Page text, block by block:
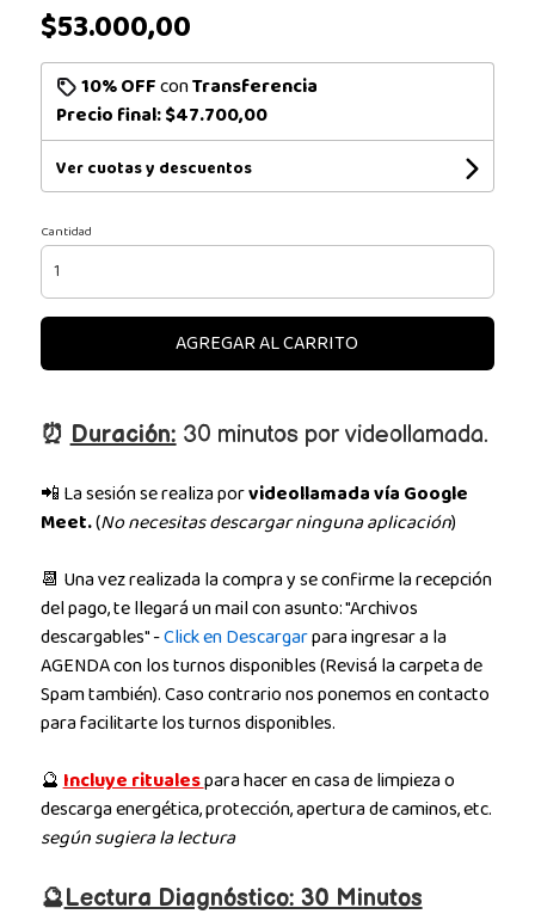
$53.000,00
10% OFFconTransferencia
Precio final:$47.700,00
Ver cuotas y descuentos
Cantidad
AGREGAR AL CARRITO
⏰ Duración: 30 minutos por videollamada.
📲 La sesión se realiza porvideollamada vía Google
Meet.(No necesitas descargar ninguna aplicación)
📆 Una vez realizada la compra y se confirme la recepción
del pago, te llegará un mail con asunto: "Archivos
descargables" -Click en Descargarpara ingresar a la
AGENDA con los turnos disponibles (Revisá la carpeta de
Spam también). Caso contrario nos ponemos en contacto
para facilitarte los turnos disponibles.
🔮Incluye ritualespara hacer en casa de limpieza o
descarga energética, protección, apertura de caminos, etc.
según sugiera la lectura
🔮Lectura Diagnóstico: 30 Minutos